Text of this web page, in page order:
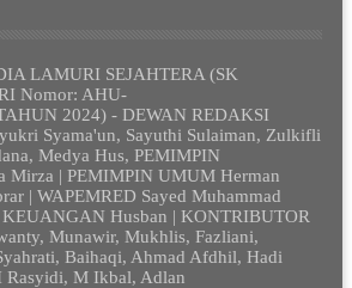
LAMURI SEJAHTERA (SK
Nomor: AHU-
2024) - DEWAN REDAKSI
Syama'un, Sayuthi Sulaiman, Zulkifli
Medya Hus, PEMIMPIN
Mirza | PEMIMPIN UMUM Herman
| WAPEMRED Sayed Muhammad
Husban | KONTRIBUTOR
Munawir, Mukhlis, Fazliani,
Baihaqi, Ahmad Afdhil, Hadi
M Ikbal, Adlan